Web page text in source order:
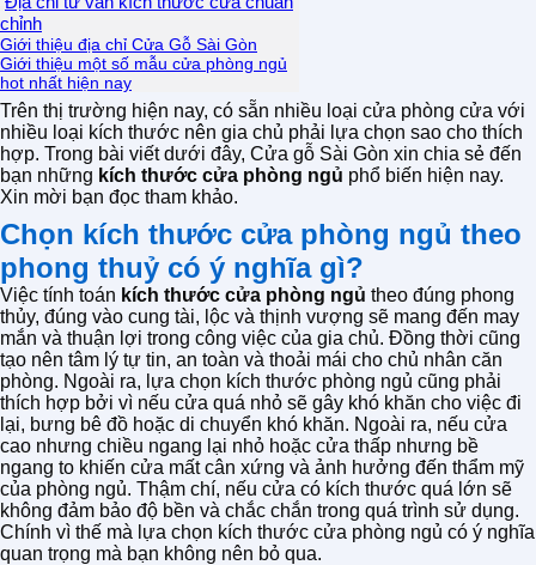
chỉnh
Giới thiệu địa chỉ Cửa Gỗ Sài Gòn
Giới thiệu một số mẫu cửa phòng ngủ
hot nhất hiện nay
Trên thị trường hiện nay, có sẵn nhiều loại cửa phòng cửa với
nhiều loại kích thước nên gia chủ phải lựa chọn sao cho thích
hợp. Trong bài viết dưới đây, Cửa gỗ Sài Gòn xin chia sẻ đến
bạn những kích thước cửa phòng ngủ phổ biến hiện nay.
Xin mời bạn đọc tham khảo.
Chọn kích thước cửa phòng ngủ theo
phong thuỷ có ý nghĩa gì?
Việc tính toán kích thước cửa phòng ngủ theo đúng phong
thủy, đúng vào cung tài, lộc và thịnh vượng sẽ mang đến may
mắn và thuận lợi trong công việc của gia chủ. Đồng thời cũng
tạo nên tâm lý tự tin, an toàn và thoải mái cho chủ nhân căn
phòng. Ngoài ra, lựa chọn kích thước phòng ngủ cũng phải
thích hợp bởi vì nếu cửa quá nhỏ sẽ gây khó khăn cho việc đi
lại, bưng bê đồ hoặc di chuyển khó khăn. Ngoài ra, nếu cửa
cao nhưng chiều ngang lại nhỏ hoặc cửa thấp nhưng bề
ngang to khiến cửa mất cân xứng và ảnh hưởng đến thẩm mỹ
của phòng ngủ. Thậm chí, nếu cửa có kích thước quá lớn sẽ
không đảm bảo độ bền và chắc chắn trong quá trình sử dụng.
Chính vì thế mà lựa chọn kích thước cửa phòng ngủ có ý nghĩa
quan trọng mà bạn không nên bỏ qua.